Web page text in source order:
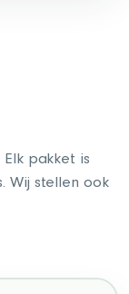
pakket is
Wij stellen ook